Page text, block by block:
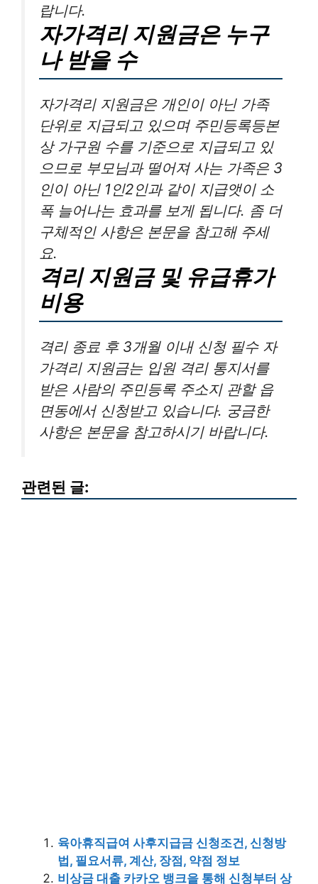
랍니다.
자가격리 지원금은 누구
나 받을 수
자가격리 지원금은 개인이 아닌 가족
단위로 지급되고 있으며 주민등록등본
상 가구원 수를 기준으로 지급되고 있
으므로 부모님과 떨어져 사는 가족은 3
인이 아닌 1인2인과 같이 지급앳이 소
폭 늘어나는 효과를 보게 됩니다. 좀 더
구체적인 사항은 본문을 참고해 주세
요.
격리 지원금 및 유급휴가
비용
격리 종료 후 3개월 이내 신청 필수 자
가격리 지원금는 입원 격리 통지서를
받은 사람의 주민등록 주소지 관할 읍
면동에서 신청받고 있습니다. 궁금한
사항은 본문을 참고하시기 바랍니다.
관련된 글:
육아휴직급여 사후지급금 신청조건, 신청방
법, 필요서류, 계산, 장점, 약점 정보
비상금 대출 카카오 뱅크을 통해 신청부터 상